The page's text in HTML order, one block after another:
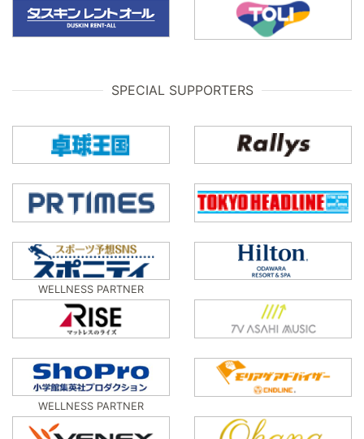
SPECIAL SUPPORTERS
WELLNESS PARTNER
WELLNESS PARTNER